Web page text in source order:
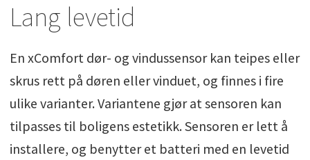
Lang levetid
En xComfort dør- og vindussensor kan teipes eller
skrus rett på døren eller vinduet, og finnes i fire
ulike varianter. Variantene gjør at sensoren kan
tilpasses til boligens estetikk. Sensoren er lett å
installere, og benytter et batteri med en levetid